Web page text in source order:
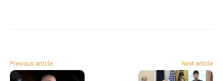
Previous article Next article